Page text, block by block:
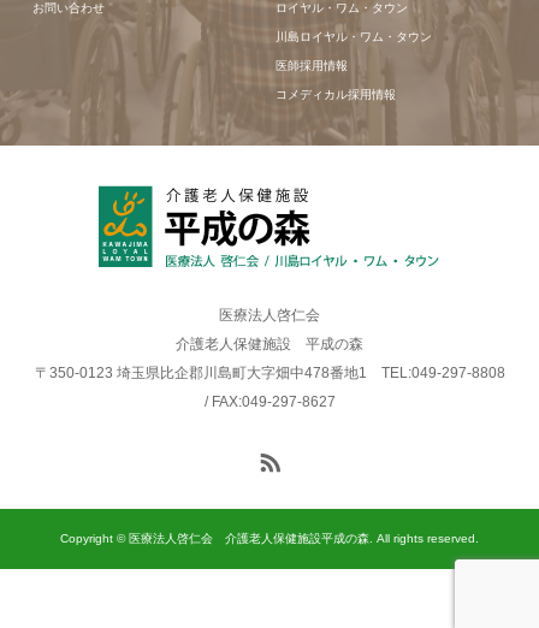
お問い合わせ ロイヤル・ワム・タウン
川島ロイヤル・ワム・タウン
医師採用情報
コメディカル採用情報
医療法人啓仁会
介護老人保健施設 平成の森
〒350-0123 埼玉県比企郡川島町大字畑中478番地1 TEL:049-297-8808
/ FAX:049-297-8627
Copyright © 医療法人啓仁会 介護老人保健施設平成の森. All rights reserved.